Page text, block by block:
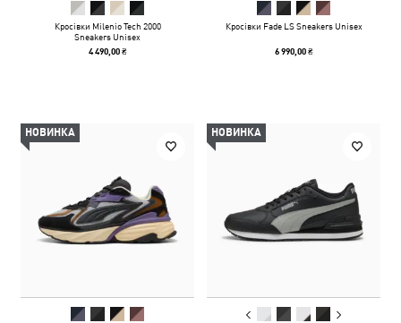
Кросівки Milenio Tech 2000
Sneakers Unisex
4 490,00 ₴
Кросівки Fade LS Sneakers Unisex
6 990,00 ₴
НОВИНКА НОВИНКА